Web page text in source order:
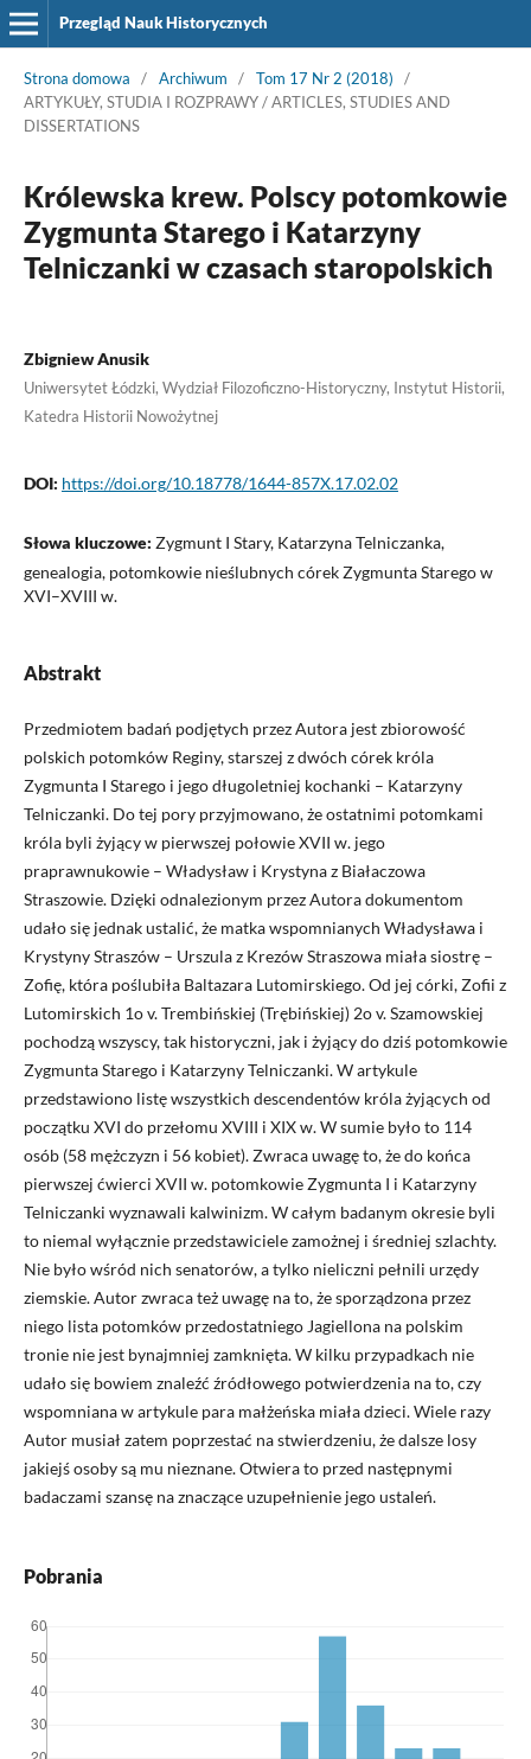
Przegląd Nauk Historycznych
Strona domowa / Archiwum / Tom 17 Nr 2 (2018)
/
ARTYKUŁY, STUDIA I ROZPRAWY / ARTICLES, STUDIES AND
DISSERTATIONS
Królewska krew. Polscy potomkowie
Zygmunta Starego i Katarzyny
Telniczanki w czasach staropolskich
Zbigniew Anusik
Uniwersytet Łódzki, Wydział Filozoficzno-Historyczny, Instytut Historii,
Katedra Historii Nowożytnej
DOI: https://doi.org/10.18778/1644-857X.17.02.02
Słowa kluczowe: Zygmunt I Stary, Katarzyna Telniczanka,
genealogia, potomkowie nieślubnych córek Zygmunta Starego w
XVI–XVIII w.
Abstrakt
Przedmiotem badań podjętych przez Autora jest zbiorowość
polskich potomków Reginy, starszej z dwóch córek króla
Zygmunta I Starego i jego długoletniej kochanki – Katarzyny
Telniczanki. Do tej pory przyjmowano, że ostatnimi potomkami
króla byli żyjący w pierwszej połowie XVII w. jego
praprawnukowie – Władysław i Krystyna z Białaczowa
Straszowie. Dzięki odnalezionym przez Autora dokumentom
udało się jednak ustalić, że matka wspomnianych Władysława i
Krystyny Straszów – Urszula z Krezów Straszowa miała siostrę –
Zofię, która poślubiła Baltazara Lutomirskiego. Od jej córki, Zofii z
Lutomirskich 1o v. Trembińskiej (Trębińskiej) 2o v. Szamowskiej
pochodzą wszyscy, tak historyczni, jak i żyjący do dziś potomkowie
Zygmunta Starego i Katarzyny Telniczanki. W artykule
przedstawiono listę wszystkich descendentów króla żyjących od
początku XVI do przełomu XVIII i XIX w. W sumie było to 114
osób (58 mężczyzn i 56 kobiet). Zwraca uwagę to, że do końca
pierwszej ćwierci XVII w. potomkowie Zygmunta I i Katarzyny
Telniczanki wyznawali kalwinizm. W całym badanym okresie byli
to niemal wyłącznie przedstawiciele zamożnej i średniej szlachty.
Nie było wśród nich senatorów, a tylko nieliczni pełnili urzędy
ziemskie. Autor zwraca też uwagę na to, że sporządzona przez
niego lista potomków przedostatniego Jagiellona na polskim
tronie nie jest bynajmniej zamknięta. W kilku przypadkach nie
udało się bowiem znaleźć źródłowego potwierdzenia na to, czy
wspomniana w artykule para małżeńska miała dzieci. Wiele razy
Autor musiał zatem poprzestać na stwierdzeniu, że dalsze losy
jakiejś osoby są mu nieznane. Otwiera to przed następnymi
badaczami szansę na znaczące uzupełnienie jego ustaleń.
Pobrania